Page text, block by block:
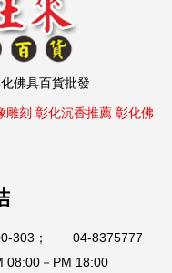
佛具百貨批發
雕刻 彰化沉香推薦 彰化佛
303； 04-8375777
08:00－PM 18:00